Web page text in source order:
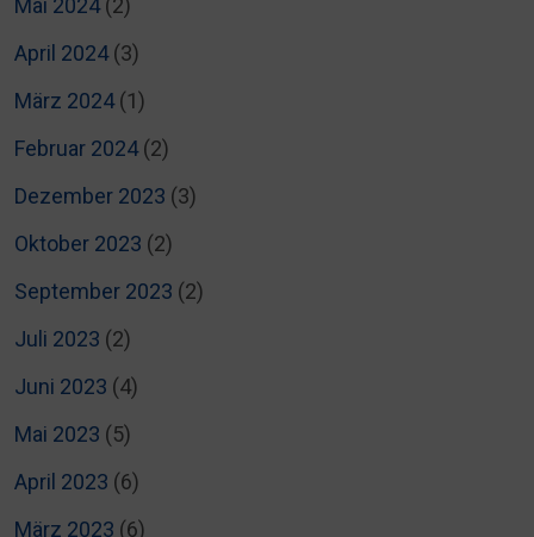
Mai 2024(2)
April 2024(3)
März 2024(1)
Februar 2024(2)
Dezember 2023 (3)
Oktober 2023 (2)
September 2023 (2)
Juli 2023 (2)
Juni 2023 (4)
Mai 2023 (5)
April 2023 (6)
März 2023 (6)